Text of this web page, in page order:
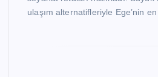
ulaşım alternatifleriyle Ege’nin